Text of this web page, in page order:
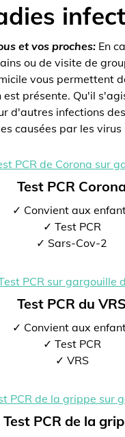
et vos proches: En
ou de visite de
vous permettent
est présente. Qu'il
d'autres infections
causées par les virus
Test PCR Corona
✓ Convient aux
✓ Test PCR
✓ Sars-Cov-2
Test PCR du VRS
✓ Convient aux
✓ Test PCR
✓ VRS
Test PCR de la